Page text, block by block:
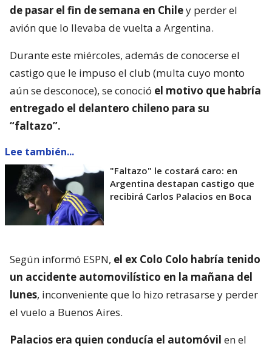
de pasar el fin de semana en Chiley perder el
avión que lo llevaba de vuelta a Argentina.
Durante este miércoles, además de conocerse el
castigo que le impuso el club (multa cuyo monto
aún se desconoce), se conoció el motivo que habría
entregado el delantero chileno para su
“faltazo”.
Lee también...
"Faltazo" le costará caro: en
Argentina destapan castigo que
recibirá Carlos Palacios en Boca
Según informó ESPN, el ex Colo Colo habría tenido
un accidente automovilístico en la mañana del
lunes, inconveniente que lo hizo retrasarse y perder
el vuelo a Buenos Aires.
Palacios era quien conducía el automóvil en el